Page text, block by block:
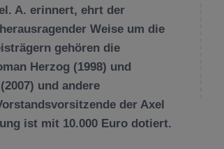
A. erinnert, ehrt der
Weise um die
gehören die
Herzog (1998) und
und andere
der Axel
ist mit 10.000 Euro dotiert.